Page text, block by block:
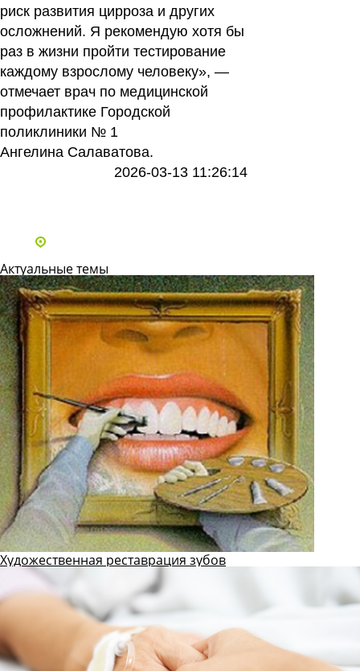
риск развития цирроза и других
осложнений. Я рекомендую хотя бы
раз в жизни пройти тестирование
каждому взрослому человеку», —
отмечает врач по медицинской
профилактике Городской
поликлиники № 1
Ангелина Салаватова.
2026-03-13 11:26:14
Актуальные темы
Художественная реставрация зубов